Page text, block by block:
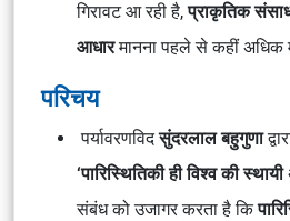
गिरावट आ रही है,प्राकृतिक
आधारमानना पहले से कहीं अधिक
परिचय
पर्यावरणविदसुंदरलाल बहुगुणा
‘पारिस्थितिकी ही विश्व की
संबंध को उजागर करता है कि